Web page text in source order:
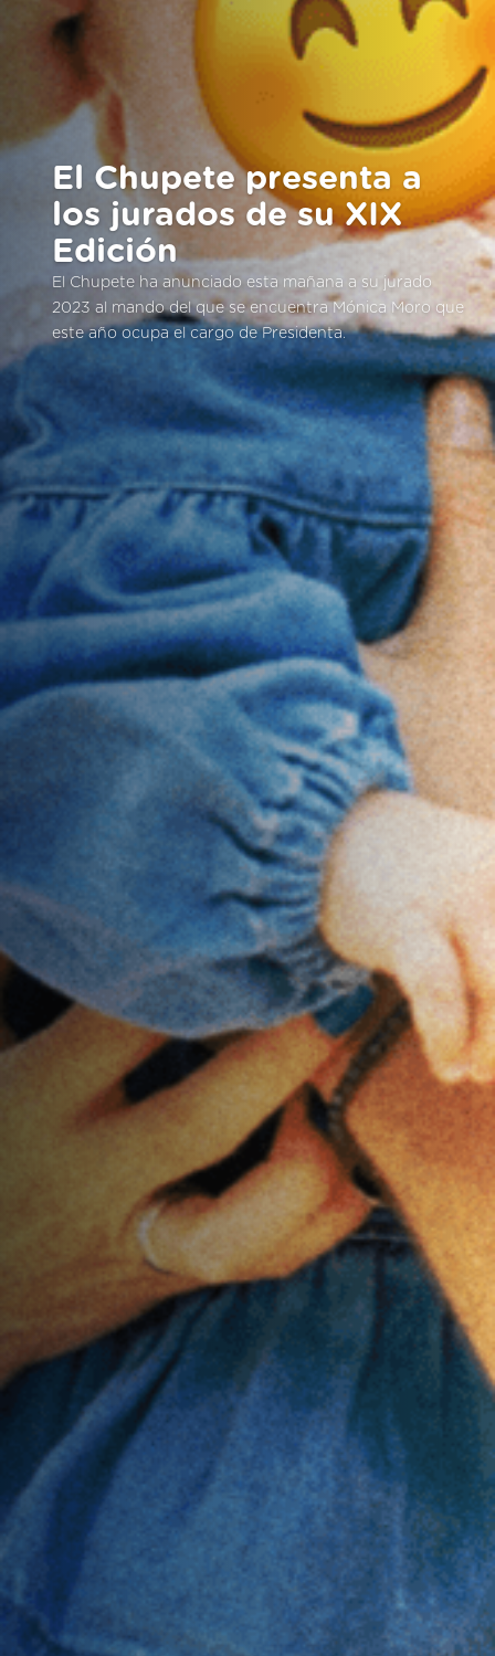
El Chupete presenta a
los jurados de su XIX
Edición
El Chupete ha anunciado esta mañana a su jurado
2023 al mando del que se encuentra Mónica Moro que
este año ocupa el cargo de Presidenta.